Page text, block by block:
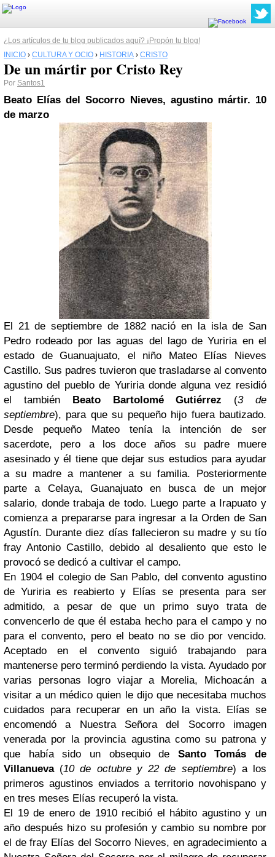
¿Los artículos de tu blog publicados aquí? ¡Propón tu blog!
INICIO › CULTURA Y OCIO › HISTORIA › CRISTO
De un mártir por Cristo Rey
Por Santos1
Beato Elías del Socorro Nieves, agustino mártir. 10
de marzo
El 21 de septiembre de 1882 nació en la isla de San
Pedro rodeado por las aguas del lago de Yuriria en el
estado de Guanuajuato, el niño Mateo Elías Nieves
Castillo. Sus padres tuvieron que trasladarse al convento
agustino del pueblo de Yuriria donde alguna vez residió
el también Beato Bartolomé Gutiérrez (3 de
septiembre), para que su pequeño hijo fuera bautizado.
Desde pequeño Mateo tenía la intención de ser
sacerdote, pero a los doce años su padre muere
asesinado y él tiene que dejar sus estudios para ayudar
a su madre a mantener a su familia. Posteriormente
parte a Celaya, Guanajuato en busca de un mejor
salario, donde trabaja de todo. Luego parte a Irapuato y
comienza a prepararse para ingresar a la Orden de San
Agustín. Durante diez días fallecieron su madre y su tío
fray Antonio Castillo, debido al desaliento que esto le
provocó se dedicó a cultivar el campo.
En 1904 el colegio de San Pablo, del convento agustino
de Yuriria es reabierto y Elías se presenta para ser
admitido, a pesar de que un primo suyo trata de
convencerlo de que él estaba hecho para el campo y no
para el convento, pero el beato no se dio por vencido.
Aceptado en el convento siguió trabajando para
mantenerse pero terminó perdiendo la vista. Ayudado por
varias personas logro viajar a Morelia, Michoacán a
visitar a un médico quien le dijo que necesitaba muchos
cuidados para recuperar en un año la vista. Elías se
encomendó a Nuestra Señora del Socorro imagen
venerada por la provincia agustina como su patrona y
que había sido un obsequio de Santo Tomás de
Villanueva(10 de octubre y 22 de septiembre) a los
primeros agustinos enviados a territorio novohispano y
en tres meses Elías recuperó la vista.
El 19 de enero de 1910 recibió el hábito agustino y un
año después hizo su profesión y cambio su nombre por
el de fray Elías del Socorro Nieves, en agradecimiento a